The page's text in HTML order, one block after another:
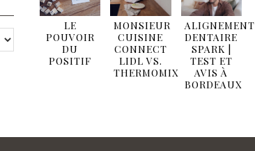
LE
POUVOIR
DU
POSITIF
MONSIEUR
CUISINE
CONNECT
LIDL VS.
THERMOMIX
ALIGNEMENT
DENTAIRE
SPARK |
TEST ET
AVIS À
BORDEAUX